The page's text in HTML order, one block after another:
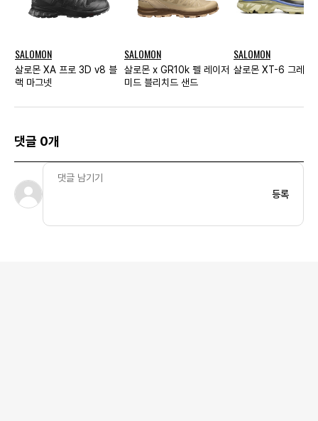
SALOMON
살로몬 XA 프로 3D v8 블
랙 마그넷
SALOMON
살로몬 x GR10k 펠 레이저
미드 블리치드 샌드
SALOMON
살로몬 XT-6 그레이
댓글 0개
등록